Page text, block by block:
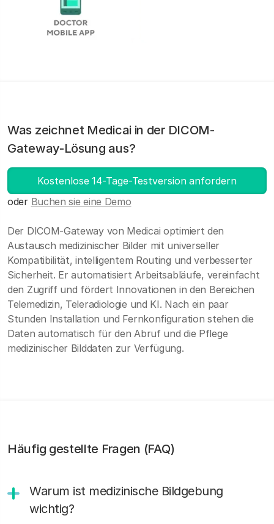
Was zeichnet Medicai in der DICOM-
Gateway-Lösung aus?
Kostenlose 14-Tage-Testversion anfordern
oder Buchen sie eine Demo
Der DICOM-Gateway von Medicai optimiert den
Austausch medizinischer Bilder mit universeller
Kompatibilität, intelligentem Routing und verbesserter
Sicherheit. Er automatisiert Arbeitsabläufe, vereinfacht
den Zugriff und fördert Innovationen in den Bereichen
Telemedizin, Teleradiologie und KI. Nach ein paar
Stunden Installation und Fernkonfiguration stehen die
Daten automatisch für den Abruf und die Pflege
medizinischer Bilddaten zur Verfügung.
Häufig gestellte Fragen (FAQ)
Warum ist medizinische Bildgebung
wichtig?